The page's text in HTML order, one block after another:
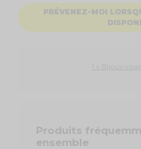
PRÉVENEZ-MOI
1 x Bijoux
Produits
ensemble